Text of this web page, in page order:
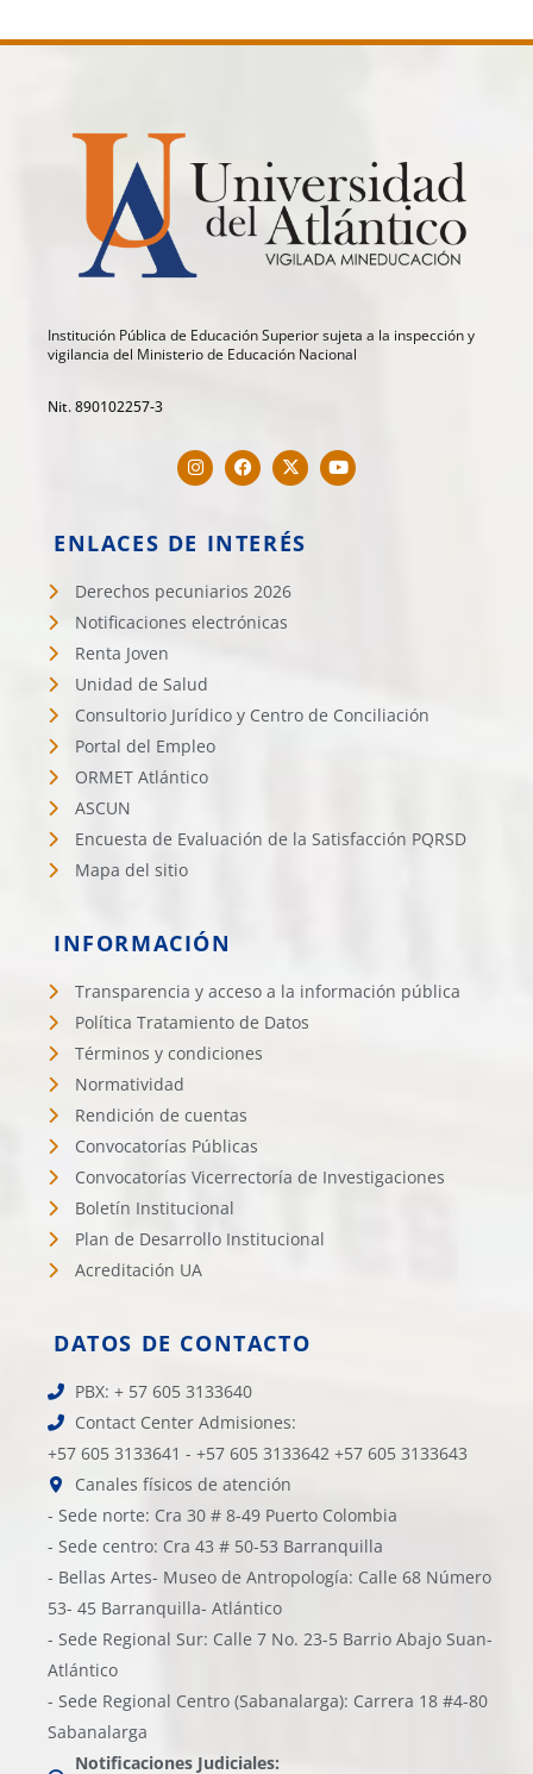
Institución Pública de Educación Superior sujeta a la inspección y
vigilancia del Ministerio de Educación Nacional
Nit. 890102257-3
ENLACES DE INTERÉS
Derechos pecuniarios 2026
Notificaciones electrónicas
Renta Joven
Unidad de Salud
Consultorio Jurídico y Centro de Conciliación
Portal del Empleo
ORMET Atlántico
ASCUN
Encuesta de Evaluación de la Satisfacción PQRSD
Mapa del sitio
INFORMACIÓN
Transparencia y acceso a la información pública
Política Tratamiento de Datos
Términos y condiciones
Normatividad
Rendición de cuentas
Convocatorías Públicas
Convocatorías Vicerrectoría de Investigaciones
Boletín Institucional
Plan de Desarrollo Institucional
Acreditación UA
DATOS DE CONTACTO
PBX: + 57 605 3133640
Contact Center Admisiones:
+57 605 3133641 - +57 605 3133642 +57 605 3133643
Canales físicos de atención
- Sede norte: Cra 30 # 8-49 Puerto Colombia
- Sede centro: Cra 43 # 50-53 Barranquilla
- Bellas Artes- Museo de Antropología: Calle 68 Número
53- 45 Barranquilla- Atlántico
- Sede Regional Sur: Calle 7 No. 23-5 Barrio Abajo Suan-
Atlántico
- Sede Regional Centro (Sabanalarga): Carrera 18 #4-80
Sabanalarga
Notificaciones Judiciales: